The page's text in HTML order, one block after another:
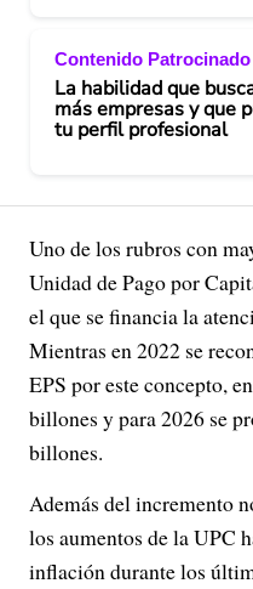
Contenido Patrocinado
La habilidad que
más empresas y que
tu perfil profesional
Uno de los rubros con
Unidad de Pago por
el que se financia la
Mientras en 2022 se
EPS por este concepto,
billones y para 2026 se
billones.
Además del incremento
los aumentos de la UPC
inflación durante los